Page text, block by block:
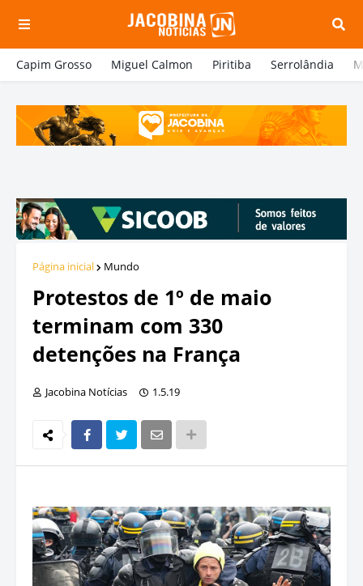
Capim Grosso Miguel Calmon Piritiba Serrolândia
Página inicial Mundo
Protestos de 1º de maio
terminam com 330
detenções na França
Jacobina Notícias 1.5.19